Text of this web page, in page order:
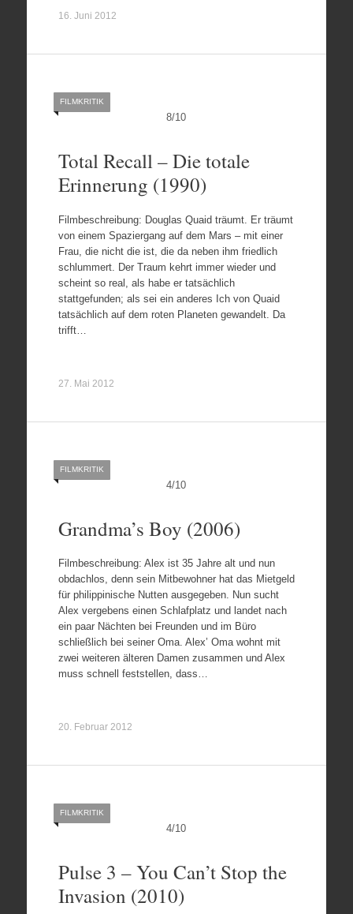
16. Juni 2012
8/10
FILMKRITIK
Total Recall – Die totale
Erinnerung (1990)
Filmbeschreibung: Douglas Quaid träumt. Er träumt
von einem Spaziergang auf dem Mars – mit einer
Frau, die nicht die ist, die da neben ihm friedlich
schlummert. Der Traum kehrt immer wieder und
scheint so real, als habe er tatsächlich
stattgefunden; als sei ein anderes Ich von Quaid
tatsächlich auf dem roten Planeten gewandelt. Da
trifft…
27. Mai 2012
4/10
FILMKRITIK
Grandma’s Boy (2006)
Filmbeschreibung: Alex ist 35 Jahre alt und nun
obdachlos, denn sein Mitbewohner hat das Mietgeld
für philippinische Nutten ausgegeben. Nun sucht
Alex vergebens einen Schlafplatz und landet nach
ein paar Nächten bei Freunden und im Büro
schließlich bei seiner Oma. Alex’ Oma wohnt mit
zwei weiteren älteren Damen zusammen und Alex
muss schnell feststellen, dass…
20. Februar 2012
4/10
FILMKRITIK
Pulse 3 – You Can’t Stop the
Invasion (2010)